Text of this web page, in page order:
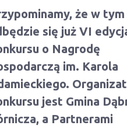
że w tym
się już VI
o Nagrodę
im. Karola
jest Gmina
a Partnerami